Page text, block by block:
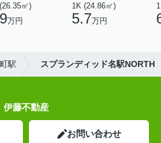
㎡)
万円
1K (24.86㎡)
5.7万円
駅 スプランディッド名駅NORTH
伊藤不動産
お問い合わせ